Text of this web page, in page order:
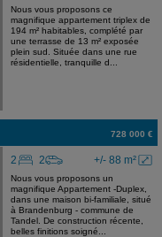
Nous vous proposons ce
magnifique appartement triplex de
194 m² habitables, complété par
une terrasse de 13 m² exposée
plein sud. Située dans une rue
résidentielle, tranquille d...
728 000 €
+/- 88 m²
2 2
Nous vous proposons un
magnifique Appartement -Duplex,
dans une maison bi-familiale, situé
à Brandenburg - commune de
Tandel. De construction récente,
belles finitions soigné...